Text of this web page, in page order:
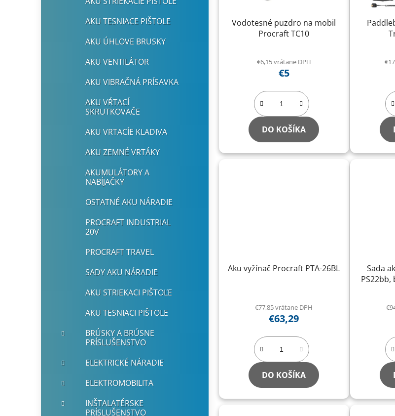
AKU TESNIACE PIŠTOLE
AKU ÚHLOVE BRUSKY
AKU VENTILÁTOR
AKU VIBRAČNÁ PRÍSAVKA
AKU VŔTACÍ
SKRUTKOVAČE
AKU VRTACÍE KLADIVA
AKU ZEMNÉ VRTÁKY
AKUMULÁTORY A
NABÍJAČKY
OSTATNÉ AKU NÁRADIE
PROCRAFT INDUSTRIAL
20V
PROCRAFT TRAVEL
SADY AKU NÁRADIE
AKU STRIEKACI PIŠTOĽE
AKU TESNIACI PIŠTOLE
BRÚSKY A BRÚSNE
PRÍSLUŠENSTVO
ELEKTRICKÉ NÁRADIE
ELEKTROMOBILITA
INŠTALATÉRSKE
PRÍSLUŠENSTVO
Vodotesné puzdro na mobil
Procraft TC10
€6,15 vrátane DPH
€5
DO KOŠÍKA
Aku vyžínač Procraft PTA-26BL
€77,85 vrátane DPH
€63,29
DO KOŠÍKA
Sada